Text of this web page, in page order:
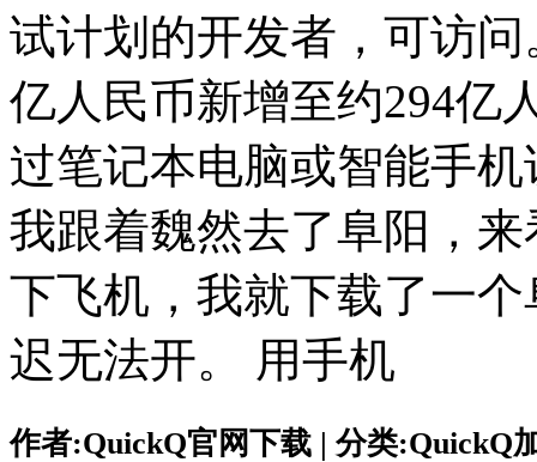
试计划的开发者，可访
亿人民币新增至约294亿
过笔记本电脑或智能手
我跟着魏然去了阜阳，
下飞机，我就下载了一
迟无法开。 用手机
作者:QuickQ官网下载 | 分类:QuickQ